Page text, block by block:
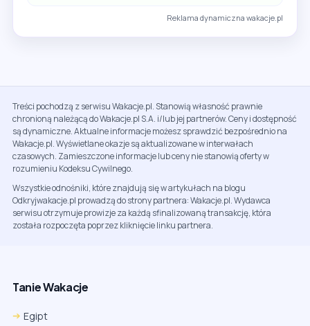
Reklama dynamiczna wakacje.pl
Treści pochodzą z serwisu Wakacje.pl. Stanowią własność prawnie
chronioną należącą do Wakacje.pl S.A. i/lub jej partnerów. Ceny i dostępność
są dynamiczne. Aktualne informacje możesz sprawdzić bezpośrednio na
Wakacje.pl. Wyświetlane okazje są aktualizowane w interwałach
czasowych. Zamieszczone informacje lub ceny nie stanowią oferty w
rozumieniu Kodeksu Cywilnego.
Wszystkie odnośniki, które znajdują się w artykułach na blogu
Odkryjwakacje.pl prowadzą do strony partnera: Wakacje.pl. Wydawca
serwisu otrzymuje prowizje za każdą sfinalizowaną transakcję, która
została rozpoczęta poprzez kliknięcie linku partnera.
Tanie Wakacje
Egipt